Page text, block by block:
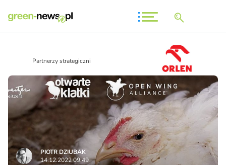
Partnerzy strategiczni
PIOTR DZIUBAK
14.12.2022 09:49